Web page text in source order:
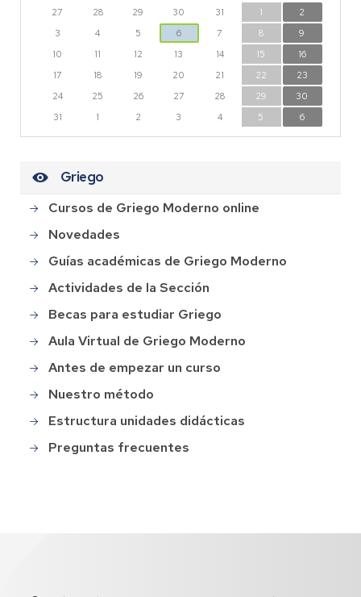
27
28 29 30 31 1
2
3
4 5 6 7 8
9
10
11 12 13 14 15
16
17
18 19 20 21 22
23
24
25 26 27 28 29
30
31
1 2 3 4 5 6
Griego
Cursos de Griego Moderno online
Novedades
Guías académicas de Griego Moderno
Actividades de la Sección
Becas para estudiar Griego
Aula Virtual de Griego Moderno
Antes de empezar un curso
Nuestro método
Estructura unidades didácticas
Preguntas frecuentes